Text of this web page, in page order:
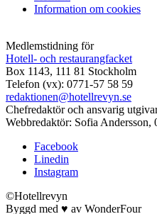
Information om cookies
Medlemstidning för
Hotell- och restaurangfacket
Box 1143, 111 81 Stockholm
Telefon (vx): 0771-57 58 59
redaktionen@hotellrevyn.se
Chefredaktör och ansvarig
Webbredaktör: Sofia Andersson,
Facebook
Linedin
Instagram
©Hotellrevyn
Byggd med ♥ av WonderFour